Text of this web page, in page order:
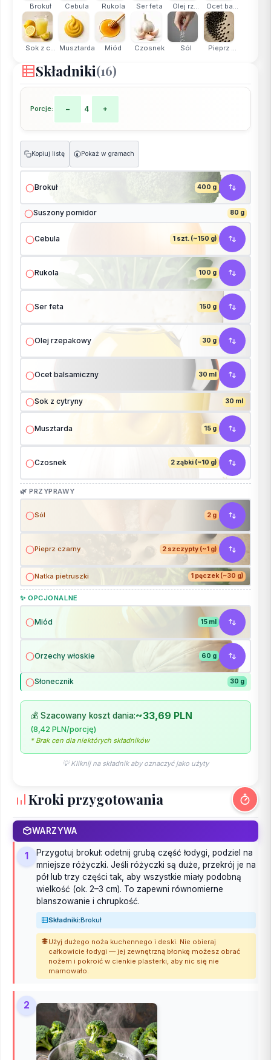
Brokuł Cebula Rukola Ser feta Olej rz... Ocet ba...
Sok z c... Musztarda Miód Czosnek Sól Pieprz ...
Składniki(16)
Porcje: − 4 +
Kopiuj listę g Pokaż w gramach
Brokuł 400 g
Suszony pomidor 80 g
Cebula 1 szt. (~150 g)
Rukola 100 g
Ser feta 150 g
Olej rzepakowy 30 g
Ocet balsamiczny 30 ml
Sok z cytryny 30 ml
Musztarda 15 g
Czosnek 2 ząbki (~10 g)
🌿 PRZYPRAWY
Sól 2 g
Pieprz czarny 2 szczypty (~1 g)
Natka pietruszki 1 pęczek (~30 g)
✨ OPCJONALNE
Miód 15 ml
Orzechy włoskie 60 g
Słonecznik 30 g
💰 Szacowany koszt dania:~33,69 PLN
(8,42 PLN/porcję)
* Brak cen dla niektórych składników
💡 Kliknij na składnik aby oznaczyć jako użyty
Kroki przygotowania
WARZYWA
1
Przygotuj brokuł: odetnij grubą część łodygi, podziel na
mniejsze różyczki. Jeśli różyczki są duże, przekrój je na
pół lub trzy części tak, aby wszystkie miały podobną
wielkość (ok. 2–3 cm). To zapewni równomierne
blanszowanie i chrupkość.
Składniki:Brokuł
Użyj dużego noża kuchennego i deski. Nie obieraj
całkowicie łodygi — jej zewnętrzną błonkę możesz obrać
nożem i pokroić w cienkie plasterki, aby nic się nie
marnowało.
2